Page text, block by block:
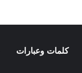
كلمات وعبارات